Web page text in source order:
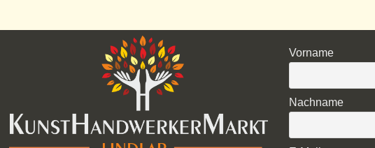
Vorname
Nachname